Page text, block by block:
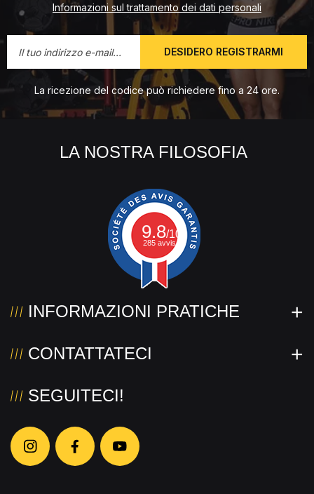
Informazioni sul trattamento dei dati personali
DESIDERO REGISTRARMI
La ricezione del codice può richiedere fino a 24 ore.
LA NOSTRA FILOSOFIA
9.8/10
285 avvis.
INFORMAZIONI PRATICHE
CONTATTATECI
SEGUITECI!